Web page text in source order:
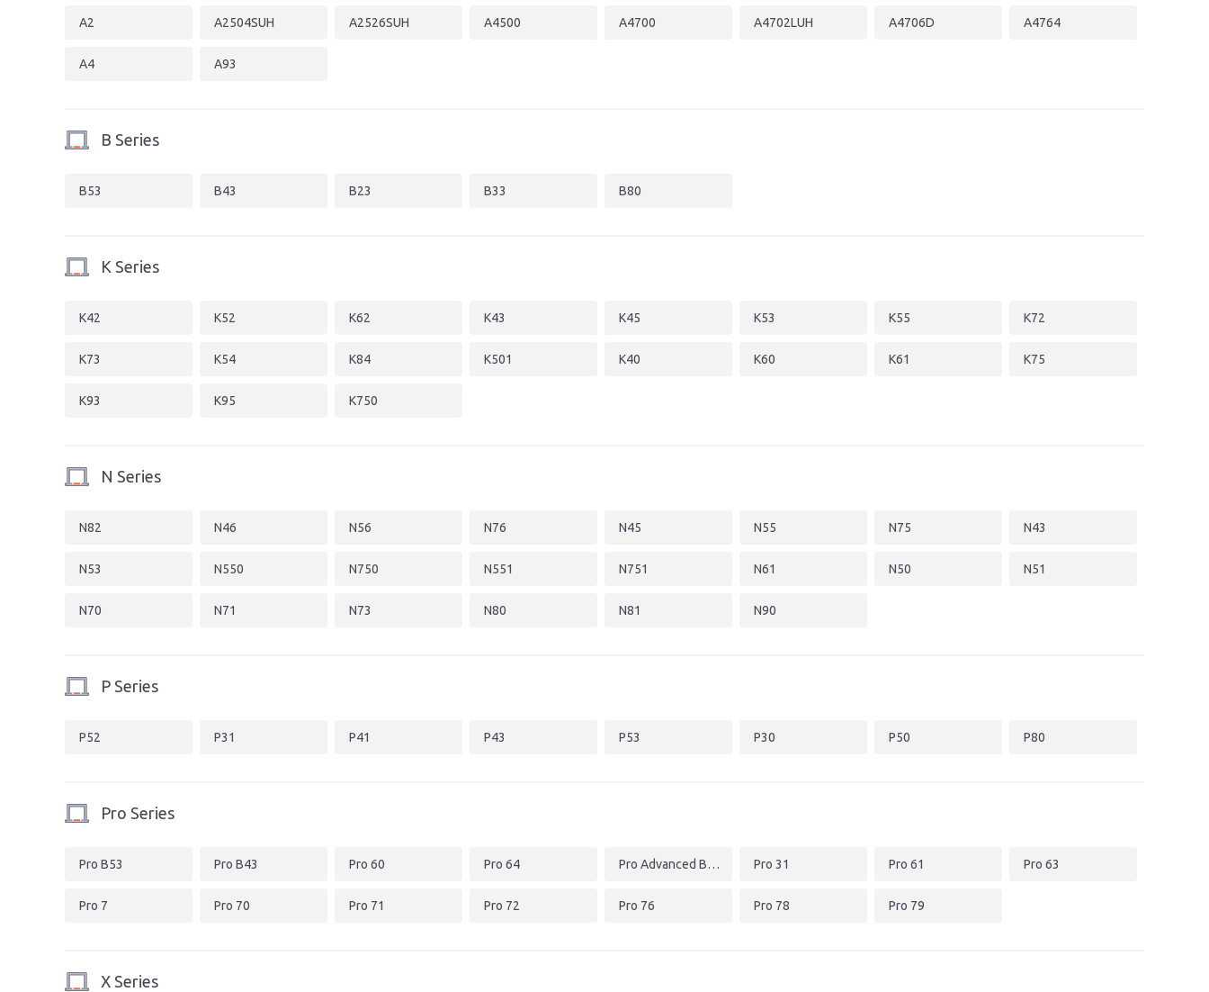
A2 A2504SUH A2526SUH A4500 A4700 A4702LUH A4706D A4764
A4 A93
B Series
B53 B43 B23 B33 B80
K Series
K42 K52 K62 K43 K45 K53 K55 K72
K73 K54 K84 K501 K40 K60 K61 K75
K93 K95 K750
N Series
N82 N46 N56 N76 N45 N55 N75 N43
N53 N550 N750 N551 N751 N61 N50 N51
N70 N71 N73 N80 N81 N90
P Series
P52 P31 P41 P43 P53 P30 P50 P80
Pro Series
Pro B53 Pro B43 Pro 60 Pro 64 Pro Advanced B451JA Pro 31 Pro 61 Pro 63
Pro 7 Pro 70 Pro 71 Pro 72 Pro 76 Pro 78 Pro 79
X Series